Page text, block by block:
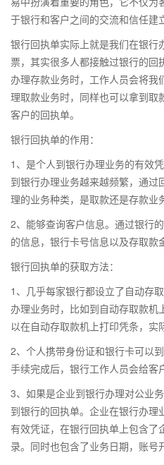
于银行和客户之间的交流和信任建
银行回执单实际上就是我们在银行
票，其实很多人都接触过银行的回
办理存款业务时，工作人员会将我
理取款业务时，同样也可以拿到取
客户的回执单。
银行回执单的作用：
1、是个人到银行办理业务的有效
到银行办理业务越来越频繁，通
理的业务种类，是取款还是存款业
2、能够查询客户信息。通过银行
的信息，银行卡号信息以及存取款
银行回执单的获取方法：
1、几乎每家银行都设立了自动存
办理业务时，比如到自动存取款机
以在自动存取款机上打印凭条，实
2、个人携带身份证和银行卡可以
手续完成后，银行工作人员会给客
3、如果是企业到银行办理对公业
到银行的回执单。企业在银行办理
有效凭证，在银行回执单上包含了
录。同时也包含了业务日期，账号